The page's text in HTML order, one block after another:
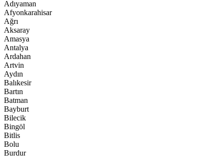
Adıyaman
Afyonkarahisar
Ağrı
Aksaray
Amasya
Antalya
Ardahan
Artvin
Aydın
Balıkesir
Bartın
Batman
Bayburt
Bilecik
Bingöl
Bitlis
Bolu
Burdur